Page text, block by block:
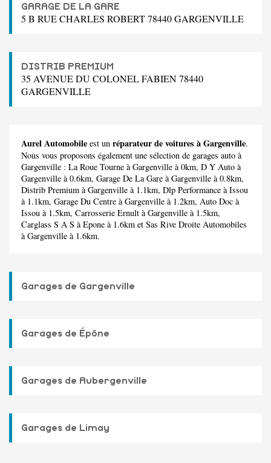
GARAGE DE LA GARE
5 B RUE CHARLES ROBERT 78440 GARGENVILLE
DISTRIB PREMIUM
35 AVENUE DU COLONEL FABIEN 78440
GARGENVILLE
Aurel Automobile est un réparateur de voitures à Gargenville.
Nous vous proposons également une sélection de garages auto à
Gargenville : La Roue Tourne à Gargenville à 0km, D Y Auto à
Gargenville à 0.6km, Garage De La Gare à Gargenville à 0.8km,
Distrib Premium à Gargenville à 1.1km, Dlp Performance à Issou
à 1.1km, Garage Du Centre à Gargenville à 1.2km, Auto Doc à
Issou à 1.5km, Carrosserie Ernult à Gargenville à 1.5km,
Carglass S A S à Epone à 1.6km et Sas Rive Droite Automobiles
à Gargenville à 1.6km.
Garages de Gargenville
Garages de Épône
Garages de Aubergenville
Garages de Limay